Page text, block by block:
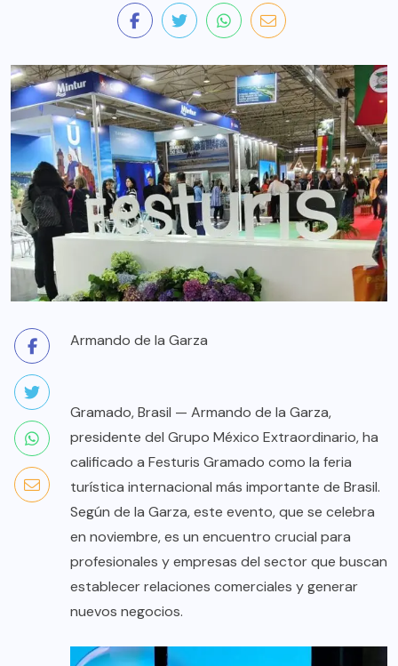
Armando de la Garza
Gramado, Brasil — Armando de la Garza,
presidente del Grupo México Extraordinario, ha
calificado a Festuris Gramado como la feria
turística internacional más importante de Brasil.
Según de la Garza, este evento, que se celebra
en noviembre, es un encuentro crucial para
profesionales y empresas del sector que buscan
establecer relaciones comerciales y generar
nuevos negocios.